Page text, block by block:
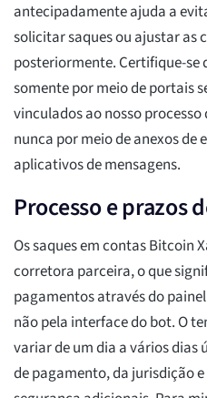
antecipadamente ajuda a
solicitar saques ou ajustar as
posteriormente. Certifique-se
somente por meio de portais
vinculados ao nosso
nunca por meio de anexos de
aplicativos de mensagens.
Processo e prazos
Os saques em contas Bitcoin
corretora parceira, o que
pagamentos através do
não pela interface do bot. O
variar de um dia a vários dias
de pagamento, da jurisdição